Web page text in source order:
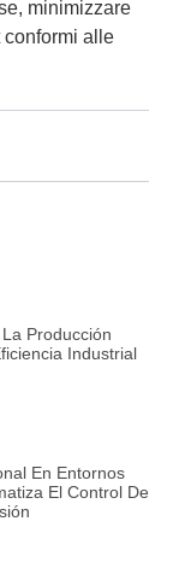
minimizzare
conformi alle
Producción
Industrial
En Entornos
El Control De